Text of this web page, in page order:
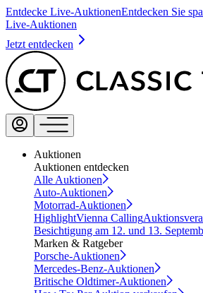
Entdecke Live-AuktionenEntdecken Sie
Live-Auktionen
Jetzt entdecken
Auktionen
Auktionen entdecken
Alle Auktionen
Auto-Auktionen
Motorrad-Auktionen
HighlightVienna Calling
Besichtigung am 12. und 13.
Marken & Ratgeber
Porsche-Auktionen
Mercedes-Benz-Auktionen
Britische Oldtimer-Auktionen